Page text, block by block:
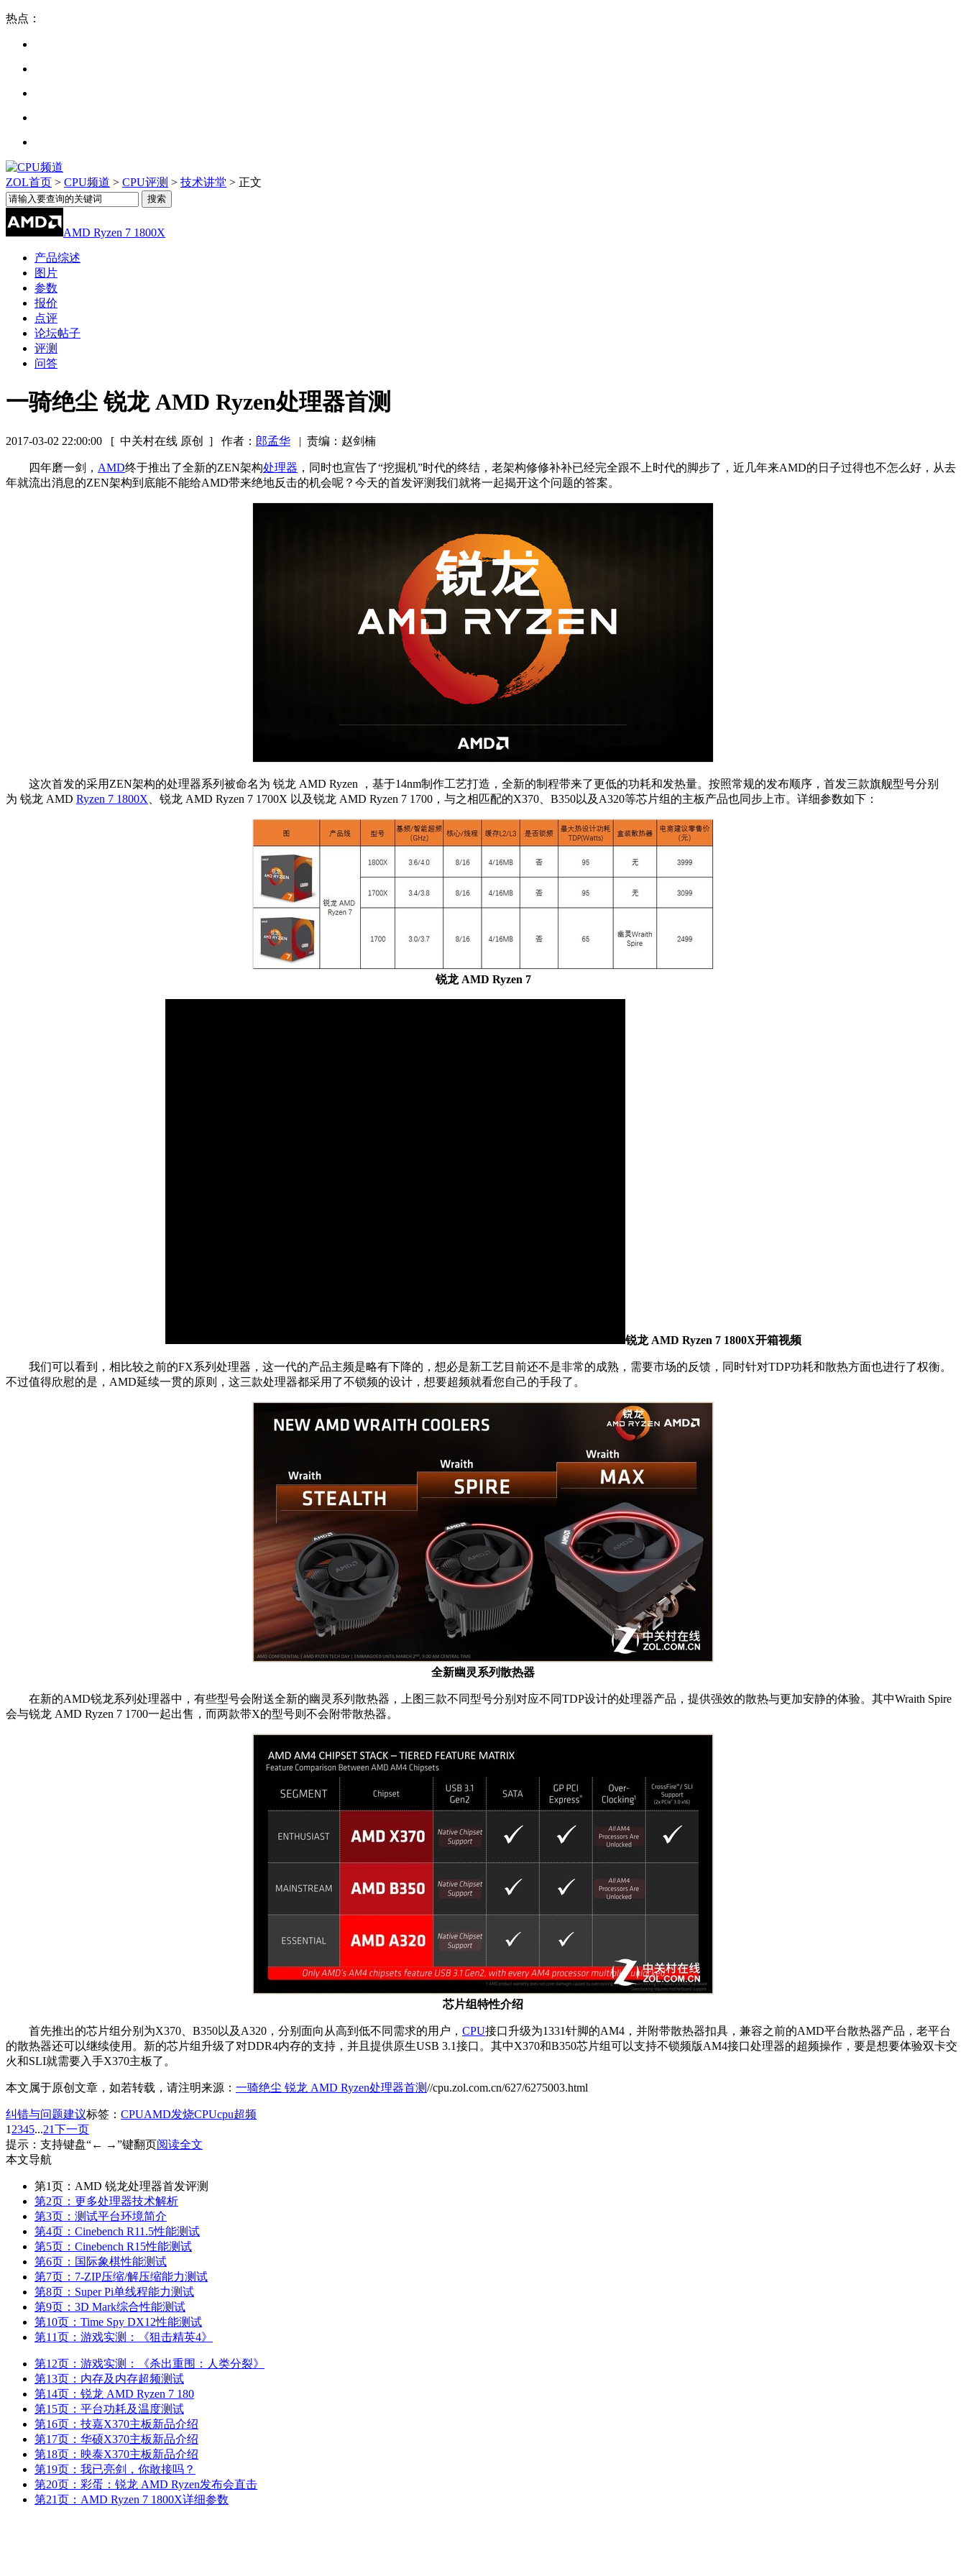
热点：
ZOL首页 > CPU频道 > CPU评测 > 技术讲堂 > 正文
AMD Ryzen 7 1800X
产品综述
图片
参数
报价
点评
论坛帖子
评测
问答
一骑绝尘 锐龙 AMD Ryzen处理器首测
2017-03-02 22:00:00 [ 中关村在线 原创 ] 作者： 郎孟华 | 责编：赵剑楠
四年磨一剑， AMD终于推出了全新的ZEN架构处理器 ，同时也宣告了“挖掘机”时代的终结，老架构修修补补已经完全跟不上时代的脚步了，近几年来AMD的日子过得也不怎么好，从去
年就流出消息的ZEN架构到底能不能给AMD带来绝地反击的机会呢？今天的首发评测我们就将一起揭开这个问题的答案。
这次首发的采用ZEN架构的处理器系列被命名为 锐龙 AMD Ryzen ，基于14nm制作工艺打造，全新的制程带来了更低的功耗和发热量。按照常规的发布顺序，首发三款旗舰型号分别
为 锐龙 AMD Ryzen 7 1800X 、锐龙 AMD Ryzen 7 1700X 以及锐龙 AMD Ryzen 7 1700，与之相匹配的X370、B350以及A320等芯片组的主板产品也同步上市。详细参数如下：
锐龙 AMD Ryzen 7
锐龙 AMD Ryzen 7 1800X开箱视频
我们可以看到，相比较之前的FX系列处理器，这一代的产品主频是略有下降的，想必是新工艺目前还不是非常的成熟，需要市场的反馈，同时针对TDP功耗和散热方面也进行了权衡。
不过值得欣慰的是，AMD延续一贯的原则，这三款处理器都采用了不锁频的设计，想要超频就看您自己的手段了。
全新幽灵系列散热器
在新的AMD锐龙系列处理器中，有些型号会附送全新的幽灵系列散热器，上图三款不同型号分别对应不同TDP设计的处理器产品，提供强效的散热与更加安静的体验。其中Wraith Spire
会与锐龙 AMD Ryzen 7 1700一起出售，而两款带X的型号则不会附带散热器。
芯片组特性介绍
首先推出的芯片组分别为X370、B350以及A320，分别面向从高到低不同需求的用户， CPU接口升级为1331针脚的AM4，并附带散热器扣具，兼容之前的AMD平台散热器产品，老平台
的散热器还可以继续使用。新的芯片组升级了对DDR4内存的支持，并且提供原生USB 3.1接口。其中X370和B350芯片组可以支持不锁频版AM4接口处理器的超频操作，要是想要体验双卡交
火和SLI就需要入手X370主板了。
本文属于原创文章，如若转载，请注明来源： 一骑绝尘 锐龙 AMD Ryzen处理器首测//cpu.zol.com.cn/627/6275003.html
纠错与问题建议标签： CPUAMD发烧CPUcpu超频
1 2345...21下一页
提示：支持键盘“← →”键翻页阅读全文
本文导航
第1页：AMD 锐龙处理器首发评测
第2页：更多处理器技术解析
第3页：测试平台环境简介
第4页：Cinebench R11.5性能测试
第5页：Cinebench R15性能测试
第6页：国际象棋性能测试
第7页：7-ZIP压缩/解压缩能力测试
第8页：Super Pi单线程能力测试
第9页：3D Mark综合性能测试
第10页：Time Spy DX12性能测试
第11页：游戏实测：《狙击精英4》
第12页：游戏实测：《杀出重围：人类分裂》
第13页：内存及内存超频测试
第14页：锐龙 AMD Ryzen 7 180
第15页：平台功耗及温度测试
第16页：技嘉X370主板新品介绍
第17页：华硕X370主板新品介绍
第18页：映泰X370主板新品介绍
第19页：我已亮剑，你敢接吗？
第20页：彩蛋：锐龙 AMD Ryzen发布会直击
第21页：AMD Ryzen 7 1800X详细参数